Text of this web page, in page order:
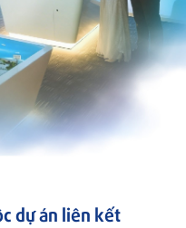
dự án liên kết